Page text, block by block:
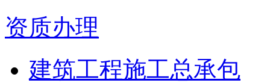
资质办理
建筑工程施工总承包